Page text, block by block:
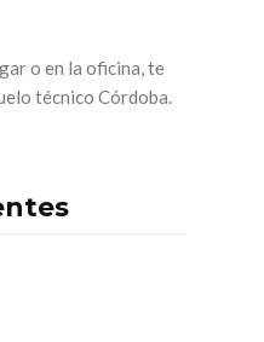
o en la oficina, te
técnico Córdoba.